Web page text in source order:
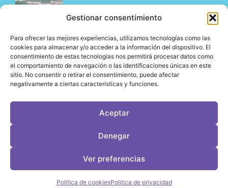
Gestionar consentimiento
Para ofrecer las mejores experiencias, utilizamos tecnologías como las
cookies para almacenar y/o acceder a la información del dispositivo. El
consentimiento de estas tecnologías nos permitirá procesar datos como
el comportamiento de navegación o las identificaciones únicas en este
sitio. No consentir o retirar el consentimiento, puede afectar
negativamente a ciertas características y funciones.
Aceptar
Denegar
Ver preferencias
Política de cookiesPolitica de privacidad
El underground en Ibiza es cosa de Pyramid
06/08/2026
Desarrollo web por OrigenDigitalContacto: info@leviragetv
Política de CookiesPolítica de Privacidad